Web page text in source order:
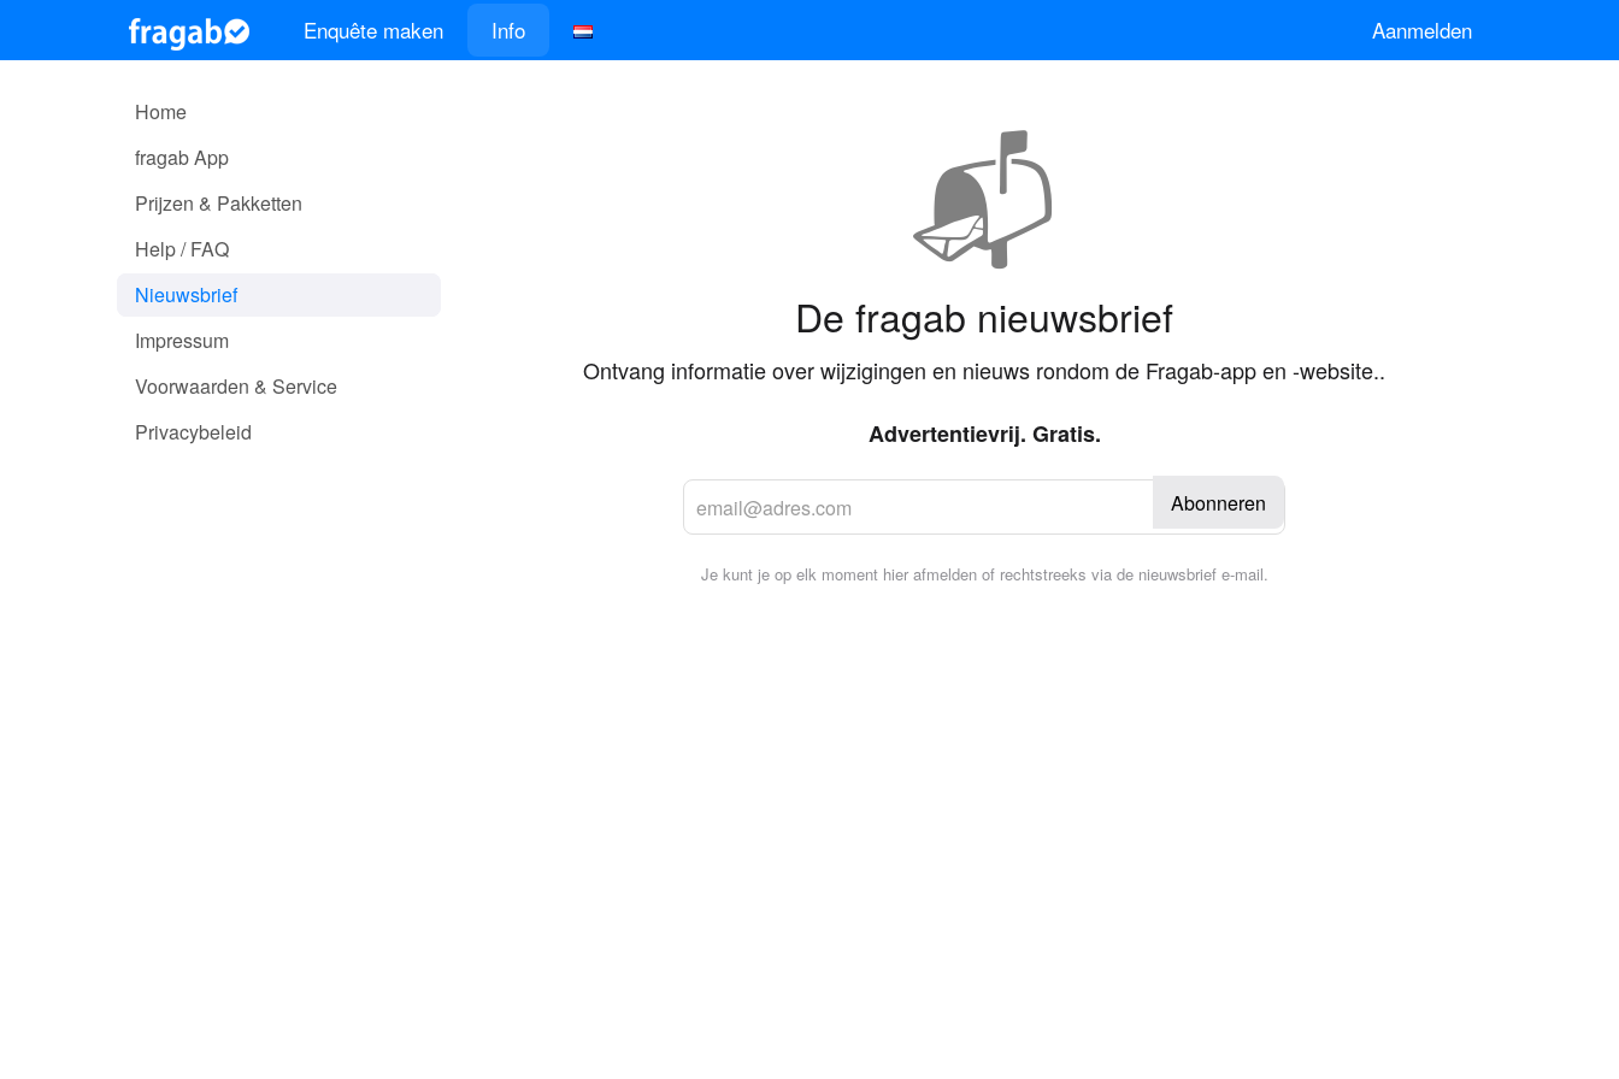
Enquête maken Info Aanmelden
Home
fragab App
Prijzen & Pakketten
Help / FAQ
Nieuwsbrief
Impressum
Voorwaarden & Service
Privacybeleid
📬
De fragab nieuwsbrief
Ontvang informatie over wijzigingen en nieuws rondom de Fragab-app en -website..
Advertentievrij. Gratis.
Abonneren
Je kunt je op elk moment hier afmelden of rechtstreeks via de nieuwsbrief e-mail.